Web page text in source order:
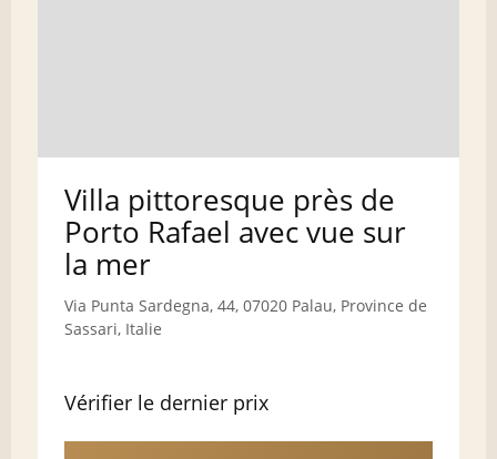
Villa pittoresque près de
Porto Rafael avec vue sur
la mer
Via Punta Sardegna, 44, 07020 Palau, Province de
Sassari, Italie
Vérifier le dernier prix